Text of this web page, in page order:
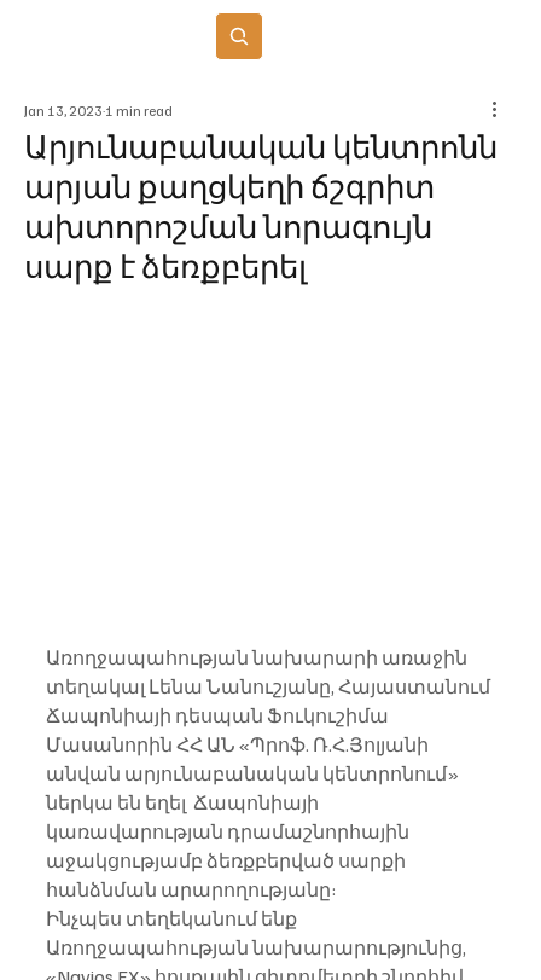
Արյունաբանական կենտրոնն
արյան քաղցկեղի ճշգրիտ
ախտորոշման նորագույն
սարք է ձեռքբերել
Jan 13, 2023 1 min read
Առողջապահության նախարարի առաջին
տեղակալ Լենա Նանուշյանը, Հայաստանում
Ճապոնիայի դեսպան Ֆուկուշիմա
Մասանորին ՀՀ ԱՆ «Պրոֆ. Ռ.Հ.Յոլյանի
անվան արյունաբանական կենտրոնում»
ներկա են եղել  Ճապոնիայի
կառավարության դրամաշնորհային
աջակցությամբ ձեռքբերված սարքի
հանձնման արարողությանը:
Ինչպես տեղեկանում ենք
Առողջապահության նախարարությունից,